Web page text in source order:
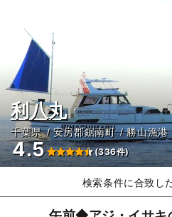
利八丸
千葉県 安房郡鋸南町 勝山漁港
4.5 (336件)
検索条件に合致し